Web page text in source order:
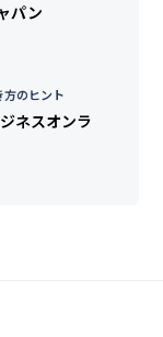
パン
方のヒント
ネスオンラ